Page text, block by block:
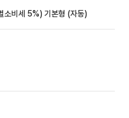
소비세 5%) 기본형 (자동)